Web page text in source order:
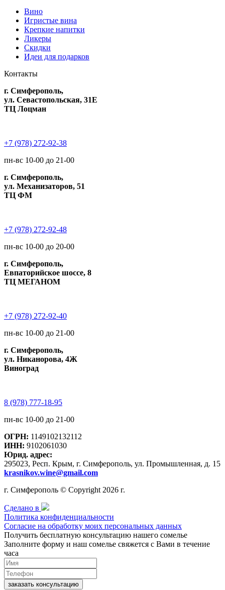
Вино
Игристые вина
Крепкие напитки
Ликеры
Скидки
Идеи для подарков
Контакты
г. Симферополь,
ул. Севастопольская, 31Е
ТЦ Лоцман
+7 (978) 272-92-38
пн-вс 10-00 до 21-00
г. Симферополь,
ул. Механизаторов, 51
ТЦ ФМ
+7 (978) 272-92-48
пн-вс 10-00 до 20-00
г. Симферополь,
Евпаторийское шоссе, 8
ТЦ МЕГАНОМ
+7 (978) 272-92-40
пн-вс 10-00 до 21-00
г. Симферополь,
ул. Никанорова, 4Ж
Виноград
8 (978) 777-18-95
пн-вс 10-00 до 21-00
ОГРН: 1149102132112
ИНН: 9102061030
Юрид. адрес:
295023, Респ. Крым, г. Симферополь, ул. Промышленная, д. 15
krasnikov.wine@gmail.com
г. Симферополь © Copyright 2026 г.
Сделано в
Политика конфиденциальности
Согласие на обработку моих персональных данных
Получить бесплатную консультацию нашего сомелье
Заполните форму и наш сомелье свяжется с Вами в течение
часа
заказать консультацию